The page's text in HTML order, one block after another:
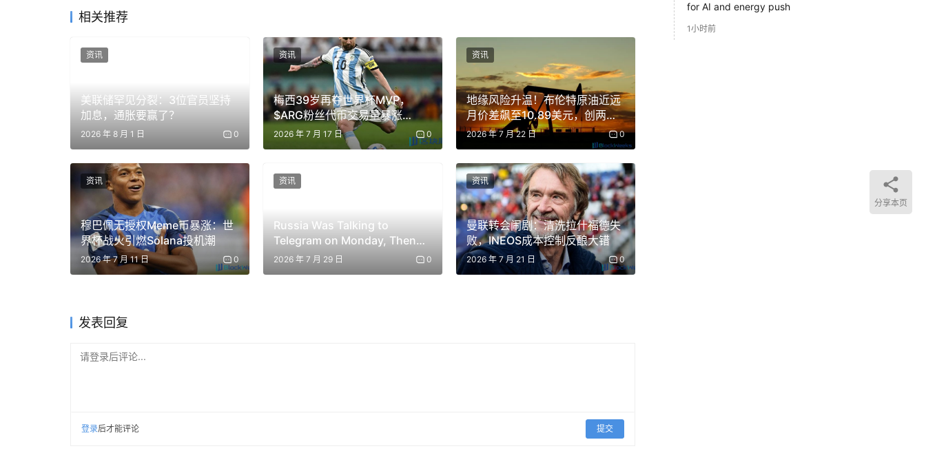
該協議將雙方置於中東和北非地區不斷擴大的機構數位資產格局中，該地區基於區塊鏈的結算和代幣化系統的日益普
Source link
免责声明：本文提供的信息不是交易建议。BlockWeeks.com不对根据本文提供的信息所做的任何投资承担责任。我们强烈建议
在做出任何投资决策之前进行独立研究或咨询合格的专业人士。
相关推荐
美联储罕见分裂：3位官员坚持
加息，通胀要赢了？
2026 年 8 月 1 日 0
资讯
梅西39岁再夺世界杯MVP，
$ARG粉丝代币交易量暴涨
300%
2026 年 7 月 17 日 0
资讯
地缘风险升温！布伦特原油近远
月价差飙至10.89美元，创两月
新高
2026 年 7 月 22 日 0
资讯
穆巴佩无授权Meme币暴涨：世
界杯战火引燃Solana投机潮
2026 年 7 月 11 日 0
资讯
Russia Was Talking to
Telegram on Monday, Then
Charges Pavel Durov on
2026 年 7 月 29 日 0
资讯
曼联转会闹剧：清洗拉什福德失
败，INEOS成本控制反酿大错
2026 年 7 月 21 日 0
资讯
发表回复
请登录后评论...
登录后才能评论 提交
for AI and energy push
1小时前
分享本页